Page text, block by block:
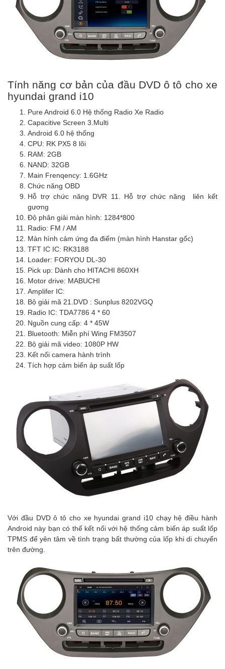
Tính năng cơ bản của đầu DVD ô tô cho xe
hyundai grand i10
Pure Android 6.0 Hệ thống Radio Xe Radio
Capacitive Screen 3.Multi
Android 6.0 hệ thống
CPU: RK PX5 8 lõi
RAM: 2GB
NAND: 32GB
Main Frenqency: 1.6GHz
Chức năng OBD
Hỗ trợ chức năng DVR 11. Hỗ trợ chức năng liên kết
gương
Độ phân giải màn hình: 1284*800
Radio: FM / AM
Màn hình cảm ứng đa điểm (màn hình Hanstar gốc)
TFT IC IC: RK3188
Loader: FORYOU DL-30
Pick up: Dành cho HITACHI 860XH
Motor drive: MABUCHI
Amplifer IC:
Bộ giải mã 21.DVD : Sunplus 8202VGQ
Radio IC: TDA7786 4 * 60
Nguồn cung cấp: 4 * 45W
Bluetooth: Miễn phí Wing FM3507
Bộ giải mã video: 1080P HW
Kết nối camera hành trình
Tích hợp cảm biến áp suất lốp
Với đầu DVD ô tô cho xe hyundai grand i10 chạy hệ điều hành
Android này bạn có thể kết nối với hệ thống cảm biến áp suất lốp
TPMS để yên tâm về tình trạng bất thường của lốp khi di chuyển
trên đường.